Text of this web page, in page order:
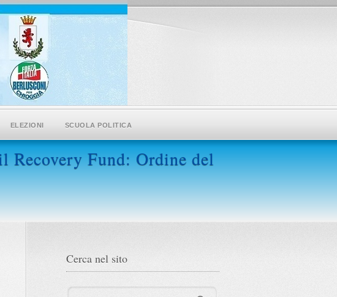
ELEZIONI SCUOLA POLITICA
Recovery Fund: Ordine del
Cerca nel sito